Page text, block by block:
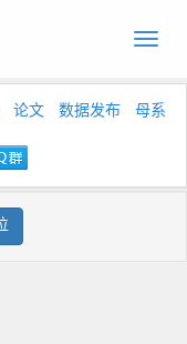
Toggle
论文 数据发布
母系